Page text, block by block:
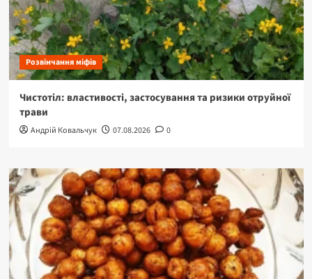
Розвінчання міфів
Чистотіл: властивості, застосування та ризики отруйної
трави
Андрій Ковальчук 07.08.2026 0